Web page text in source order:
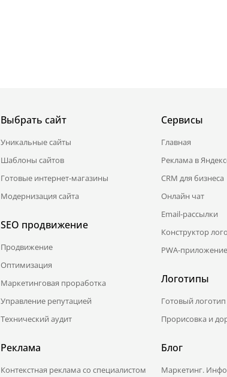
Выбрать сайт
Уникальные сайты
Шаблоны сайтов
Готовые интернет-магазины
Модернизация сайта
SEO продвижение
Продвижение
Оптимизация
Маркетинговая проработка
Управление репутацией
Технический аудит
Реклама
Контекстная реклама со специалистом
Сервисы
Главная
Реклама в
CRM для бизнеса
Онлайн чат
Email-рассылки
Конструктор
PWA-приложение
Логотипы
Готовый логотип
Прорисовка и
Блог
Маркетинг.